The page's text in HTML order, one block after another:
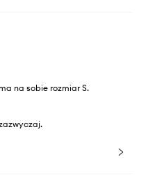
na sobie rozmiar S.